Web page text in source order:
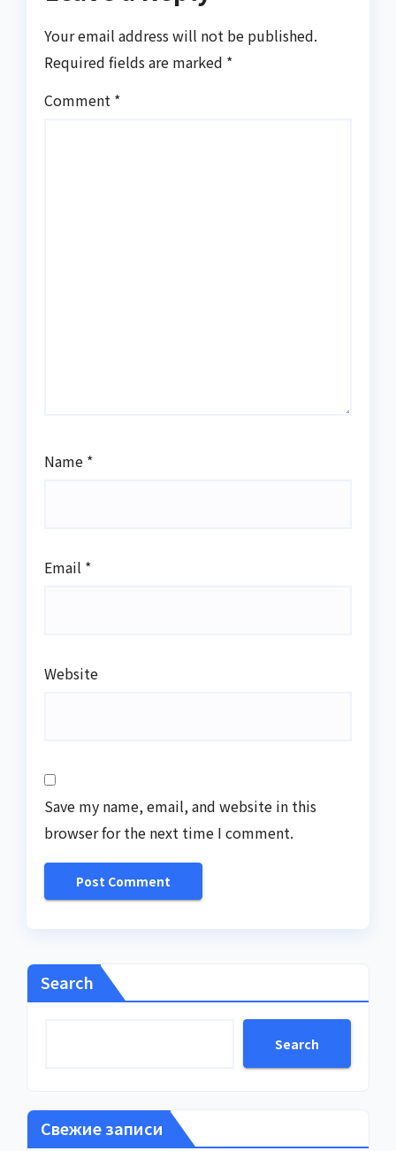
Your email address will not be published.
Required fields are marked *
Comment *
Name *
Email *
Website
Save my name, email, and website in this
browser for the next time I comment.
Search
Search
Свежие записи